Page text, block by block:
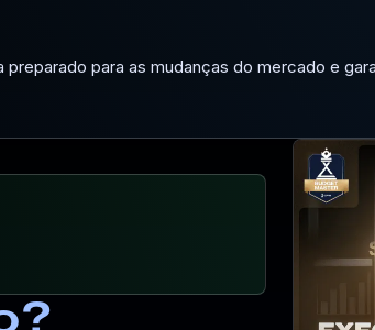
para as mudanças do mercado e